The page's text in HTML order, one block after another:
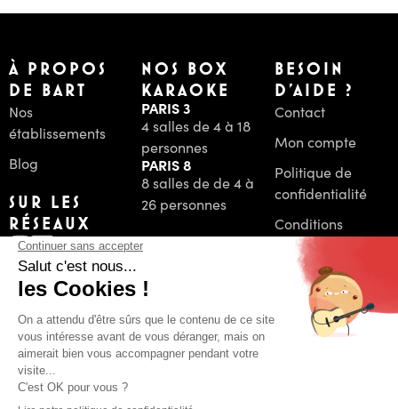
À PROPOS
DE BART
Nos
établissements
Blog
SUR LES
RÉSEAUX
PAIEMENT
NOS BOX
KARAOKE
PARIS 3
4 salles de 4 à 18
personnes
PARIS 8
8 salles de de 4 à
26 personnes
BESOIN
D'AIDE ?
Contact
Mon compte
Politique de
confidentialité
Conditions
Générales de
Vente
Mentions Légales